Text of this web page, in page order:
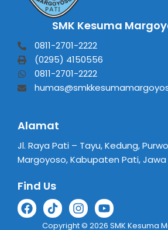
SMK Kesuma
0811-2701-2222
(0295) 4150556
0811-2701-2222
Alamat
Jl. Raya Pati – Tayu, Kedung,
Margoyoso, Kabupaten Pati,
Find Us
Copyright © 2026 SMK Kesuma